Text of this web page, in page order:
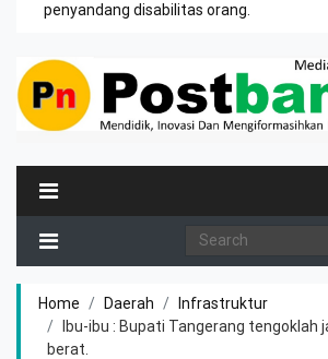
penyandang disabilitas orang.
Home Daerah
Infrastruktur
Ibu-ibu : Bupati Tangerang tengoklah
berat.